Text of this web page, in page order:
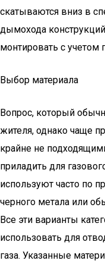
скатываются вниз в
дымохода
монтировать с учетом
Выбор материала
Вопрос, который
жителя, однако чаще
крайне не
приладить для
используют часто по
черного метала или
Все эти варианты
использовать для
газа. Указанные